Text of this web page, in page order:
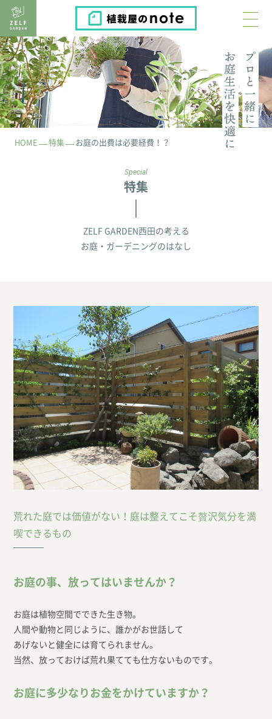
植栽屋のnote
HOME 特集 お庭の出費は必要経費！？
Special
特集
ZELF GARDEN西田の考える
お庭・ガーデニングのはなし
荒れた庭では価値がない！庭は整えてこそ贅沢気分を満
喫できるもの
お庭の事、放ってはいませんか？
お庭は植物空間でできた生き物。
人間や動物と同じように、誰かがお世話して
あげないと健全には育てられません。
当然、放っておけば荒れ果てても仕方ないものです。
お庭に多少なりお金をかけていますか？